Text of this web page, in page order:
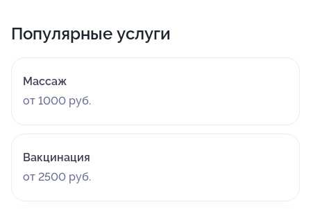
Популярные услуги
Массаж
от 1000 руб.
Вакцинация
от 2500 руб.